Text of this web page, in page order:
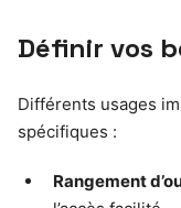
Définir vos
Différents usages
spécifiques :
Rangement